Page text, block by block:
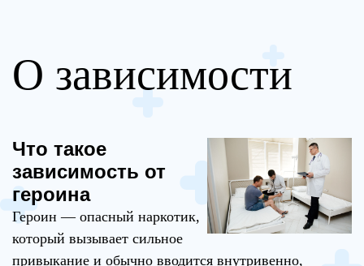
О зависимости
Что такое
зависимость от
героина
Героин — опасный наркотик,
который вызывает сильное
привыкание и обычно вводится внутривенно,